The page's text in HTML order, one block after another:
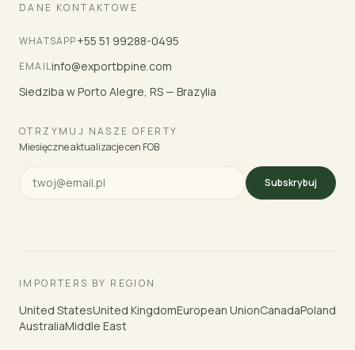
DANE KONTAKTOWE
WHATSAPP+55 51 99288-0495
EMAILinfo@exportbpine.com
Siedziba w Porto Alegre, RS — Brazylia
OTRZYMUJ NASZE OFERTY
Miesięczne aktualizacje cen FOB
Subskrybuj
IMPORTERS BY REGION
United StatesUnited KingdomEuropean UnionCanadaPoland
AustraliaMiddle East